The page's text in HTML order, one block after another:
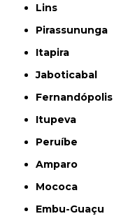
Lins
Pirassununga
Itapira
Jaboticabal
Fernandópolis
Itupeva
Peruíbe
Amparo
Mococa
Embu-Guaçu